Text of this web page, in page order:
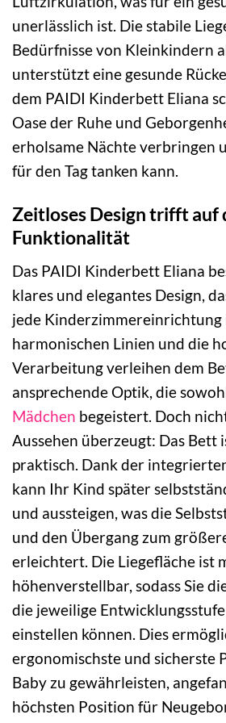
unerlässlich ist. Die stabile
Bedürfnisse von Kleinkindern
unterstützt eine gesunde
dem PAIDI Kinderbett Eliana
Oase der Ruhe und
erholsame Nächte verbringen
für den Tag tanken kann.
Zeitloses Design trifft auf
Funktionalität
Das PAIDI Kinderbett Eliana
klares und elegantes Design,
jede
harmonischen Linien und die
Verarbeitung verleihen dem
ansprechende Optik, die
Mädchen begeistert. Doch
Aussehen überzeugt: Das Bett
praktisch. Dank der
kann Ihr Kind später
und aussteigen, was die
und den Übergang zum
erleichtert. Die Liegefläche ist
höhenverstellbar, sodass Sie
die jeweilige
einstellen können. Dies
ergonomischste und sicherste
Baby zu gewährleisten,
höchsten Position für